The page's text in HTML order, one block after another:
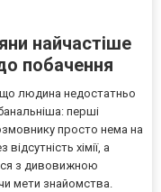
найчастіше
побачення
людина недостатньо
перші
просто нема на
хімії, а
з дивовижною
мети знайомства.